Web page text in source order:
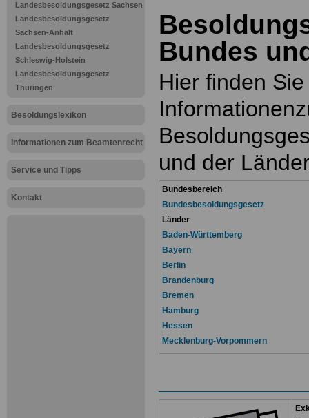
Landesbesoldungsgesetz Sachsen
Landesbesoldungsgesetz
Sachsen-Anhalt
Landesbesoldungsgesetz
Schleswig-Holstein
Landesbesoldungsgesetz
Thüringen
Besoldungslexikon
Informationen zum Beamtenrecht
Service und Tipps
Kontakt
Bundes
Hier finden
Informationen
und der
Bundesbereich
Bundesbesoldungsgesetz
Länder
Baden-Württemberg
Bayern
Berlin
Brandenburg
Bremen
Hamburg
Hessen
Mecklenburg-Vorpommern